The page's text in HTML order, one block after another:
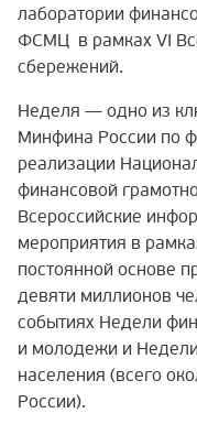
лаборатории
ФСМЦ в рамках VI
сбережений.
Неделя — одно из
Минфина России по
реализации
финансовой
Всероссийские
мероприятия в
постоянной основе
девяти миллионов
событиях Недели
и молодежи и
населения (всего
России).